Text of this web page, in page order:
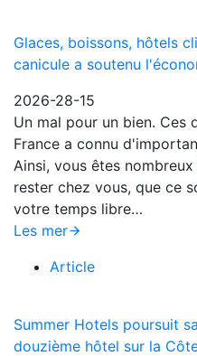
Glaces, boissons, hôtels
canicule a soutenu
2026-28-15
Un mal pour un bien. Ces
France a connu
Ainsi, vous êtes
rester chez vous, que ce
votre temps libre…
Les mer
Article
Summer Hotels poursuit
douzième hôtel sur la